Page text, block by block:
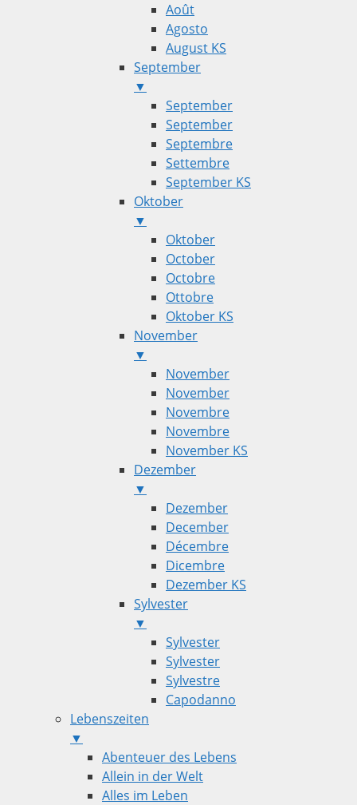
Août
Agosto
August KS
September
▼
September
September
Septembre
Settembre
September KS
Oktober
▼
Oktober
October
Octobre
Ottobre
Oktober KS
November
▼
November
November
Novembre
Novembre
November KS
Dezember
▼
Dezember
December
Décembre
Dicembre
Dezember KS
Sylvester
▼
Sylvester
Sylvester
Sylvestre
Capodanno
Lebenszeiten
▼
Abenteuer des Lebens
Allein in der Welt
Alles im Leben